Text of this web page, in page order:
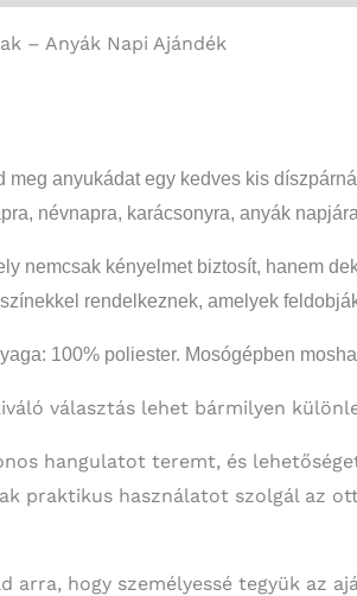
Ajándék
mennyiség
– Anyák Napi Ajándék
anyukádat egy kedves kis
névnapra, karácsonyra, anyák
nemcsak kényelmet biztosít, hanem
rendelkeznek, amelyek
100% poliester. Mosógépben
választás lehet bármilyen
hangulatot teremt, és
praktikus használatot szolgál az
arra, hogy személyessé tegyük az